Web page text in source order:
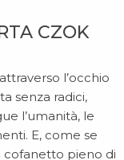
CZOK
l’occhio
senza radici,
l’umanità, le
E, come se
cofanetto pieno di